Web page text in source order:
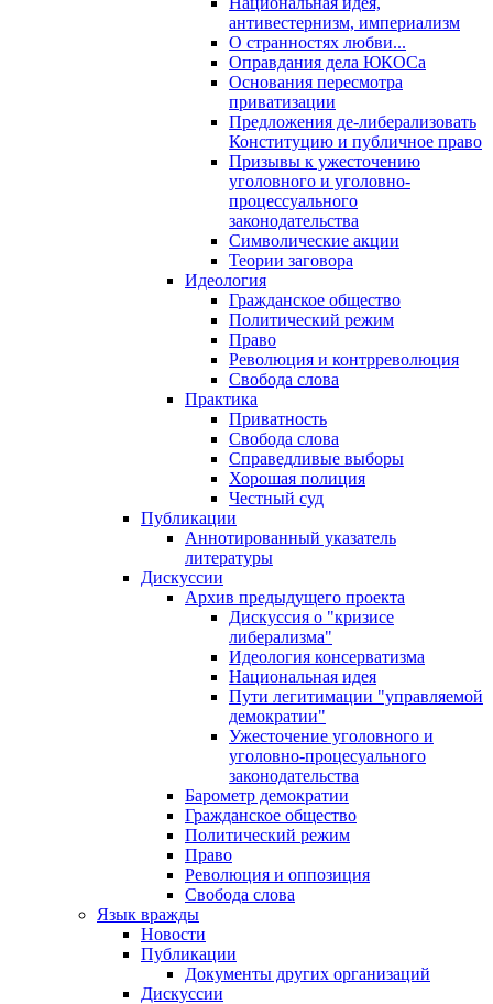
антивестернизм, империализм
О странностях любви...
Оправдания дела ЮКОСа
Основания пересмотра
приватизации
Предложения де-либерализовать
Конституцию и публичное право
Призывы к ужесточению
уголовного и уголовно-
процессуального
законодательства
Символические акции
Теории заговора
Идеология
Гражданское общество
Политический режим
Право
Революция и контрреволюция
Свобода слова
Практика
Приватность
Свобода слова
Справедливые выборы
Хорошая полиция
Честный суд
Публикации
Аннотированный указатель
литературы
Дискуссии
Архив предыдущего проекта
Дискуссия о "кризисе
либерализма"
Идеология консерватизма
Национальная идея
Пути легитимации "управляемой
демократии"
Ужесточение уголовного и
уголовно-процесуального
законодательства
Барометр демократии
Гражданское общество
Политический режим
Право
Революция и оппозиция
Свобода слова
Язык вражды
Новости
Публикации
Документы других организаций
Дискуссии